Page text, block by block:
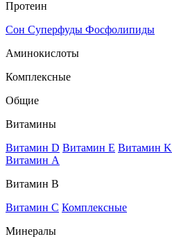
Протеин
Сон Суперфуды Фосфолипиды
Аминокислоты
Комплексные
Общие
Витамины
Витамин D Витамин E Витамин K
Витамин А
Витамин В
Витамин C Комплексные
Минералы